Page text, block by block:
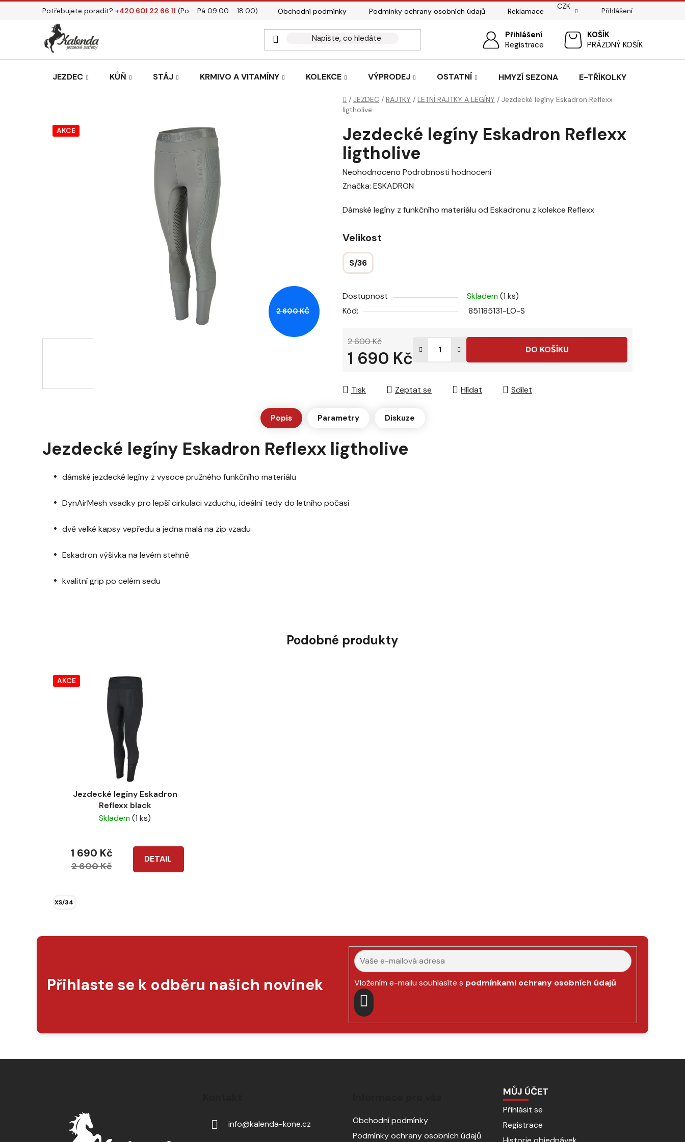
Přejít
Potřebujete poradit? +420 601 22 66 11 (Po - Pá 09:00 - 18:00) Obchodní podmínky Podmínky ochrany osobních údajů
Reklamace
Pasování sedel pro koně
CZK
Přihlášení
Přihlášení
Registrace
NÁKUPNÍPRÁZDNÝ KOŠÍK
JEZDEC KŮŇ STÁJ KRMIVO A VITAMÍNY KOLEKCE VÝPRODEJ OSTATNÍ HMYZÍ SEZONA E-TŘÍKOLKY
Domů
/ JEZDEC / RAJTKY / LETNÍ RAJTKY A LEGÍNY / Jezdecké legíny Eskadron Reflexx
ligtholive
Jezdecké legíny Eskadron Reflexx
ligtholive
Průměrné
hodnocení
je
z
5
hvězdiček.
Neohodnoceno Podrobnosti hodnocení
Značka: ESKADRON
Dámské legíny z funkčního materiálu od Eskadronu z kolekce Reflexx
Velikost
S/36
Dostupnost Skladem(1 ks)
Kód:
851185131-LO-S
2 600 Kč
1 690 Kč DO KOŠÍKU
Tisk Zeptat se Hlídat Sdílet
AKCE
2 600 KČ
Popis Parametry Diskuze
Jezdecké legíny Eskadron Reflexx ligtholive
dámské jezdecké legíny z vysoce pružného funkčního materiálu
DynAirMesh vsadky pro lepší cirkulaci vzduchu, ideální tedy do letního počasí
dvě velké kapsy vepředu a jedna malá na zip vzadu
Eskadron výšivka na levém stehně
kvalitní grip po celém sedu
Podobné produkty
AKCE
Jezdecké legíny Eskadron
Reflexx black
Skladem(1 ks)
DETAIL
1 690 Kč
2 600 Kč
XS/34
Přihlaste se k odběru našich novinek Vložením e-mailu souhlasíte s podmínkami ochrany osobních údajů
PŘIHLÁSIT
SE
info@kalenda-kone.cz
Obchodní podmínky
Podmínky ochrany osobních údajů
MŮJ ÚČET
Přihlásit se
Registrace